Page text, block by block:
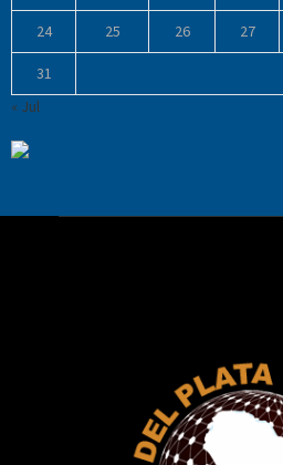
24 25 26 27
31
« Jul